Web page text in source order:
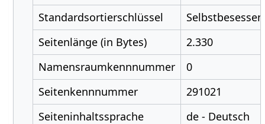
Standardsortierschlüssel
Selbstbesessen
Seitenlänge (in Bytes)
2.330
Namensraumkennnummer
0
Seitenkennnummer
291021
Seiteninhaltssprache
de - Deutsch